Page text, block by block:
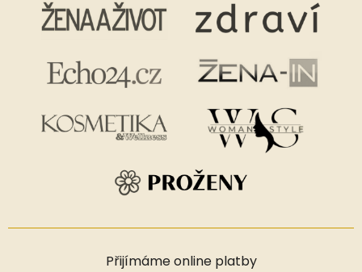
Přijímáme online platby